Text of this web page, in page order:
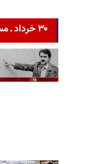
۳۰ خرداد ـ مسعود رجوی